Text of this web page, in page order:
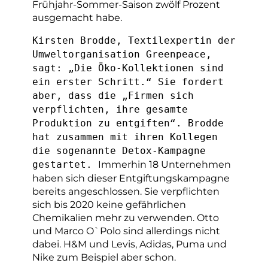
Frühjahr-Sommer-Saison zwölf Prozent
ausgemacht habe.
Kirsten Brodde, Textilexpertin der
Umweltorganisation Greenpeace,
sagt: „Die Öko-Kollektionen sind
ein erster Schritt.“ Sie fordert
aber, dass die „Firmen sich
verpflichten, ihre gesamte
Produktion zu entgiften“. Brodde
hat zusammen mit ihren Kollegen
die sogenannte Detox-Kampagne
gestartet. Immerhin 18 Unternehmen
haben sich dieser Entgiftungskampagne
bereits angeschlossen. Sie verpflichten
sich bis 2020 keine gefährlichen
Chemikalien mehr zu verwenden. Otto
und Marco O`Polo sind allerdings nicht
dabei. H&M und Levis, Adidas, Puma und
Nike zum Beispiel aber schon.